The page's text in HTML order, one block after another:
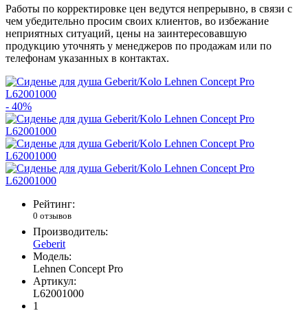
Работы по корректировке цен ведутся непрерывно, в связи с
чем убедительно просим своих клиентов, во избежание
неприятных ситуаций, цены на заинтересовавшую
продукцию уточнять у менеджеров по продажам или по
телефонам указанных в контактах.
- 40%
Рейтинг:
0 отзывов
Производитель:
Geberit
Модель:
Lehnen Concept Pro
Артикул:
L62001000
1